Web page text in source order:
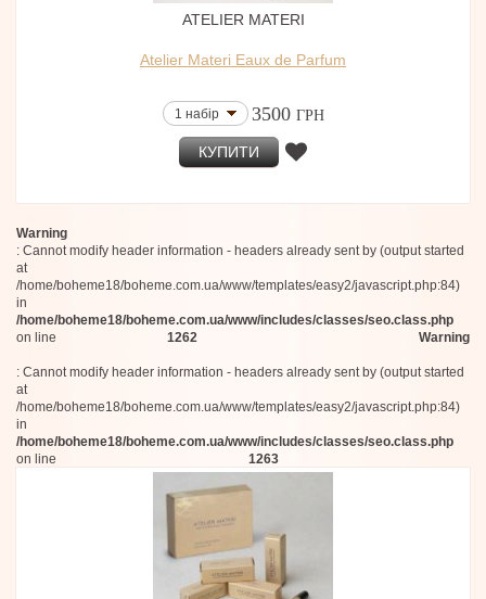
ATELIER MATERI
Atelier Materi Eaux de Parfum
1 набір 3500 ГРН
КУПИТИ
Warning
: Cannot modify header information - headers already sent by (output started
at
/home/boheme18/boheme.com.ua/www/templates/easy2/javascript.php:84)
in
/home/boheme18/boheme.com.ua/www/includes/classes/seo.class.php
on line
1262 Warning
: Cannot modify header information - headers already sent by (output started
at
/home/boheme18/boheme.com.ua/www/templates/easy2/javascript.php:84)
in
/home/boheme18/boheme.com.ua/www/includes/classes/seo.class.php
on line
1263